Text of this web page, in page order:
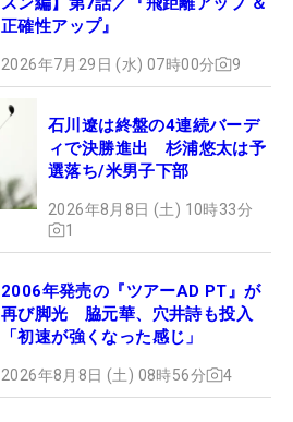
正確性アップ』
2026年7月29日 (水) 07時00分 9
石川遼は終盤の4連続バーデ
ィで決勝進出 杉浦悠太は予
選落ち/米男子下部
2026年8月8日 (土) 10時33分
1
2006年発売の『ツアーAD PT』が
再び脚光 脇元華、穴井詩も投入
「初速が強くなった感じ」
2026年8月8日 (土) 08時56分 4